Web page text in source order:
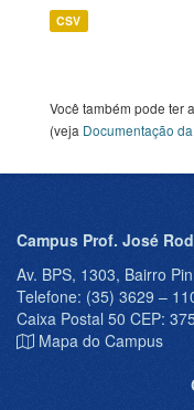
CSV
Você também pode ter
(veja Documentação
Campus Prof. José
Av. BPS, 1303, Bairro
Telefone: (35) 3629 –
Caixa Postal 50 CEP:
Mapa do Campus